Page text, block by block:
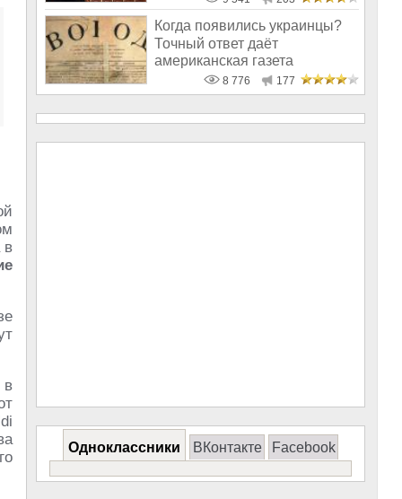
в
в
Когда появились украинцы?
Точный ответ даёт
американская газета
«Свобода»8 776 177
Одноклассники ВКонтакте Facebook